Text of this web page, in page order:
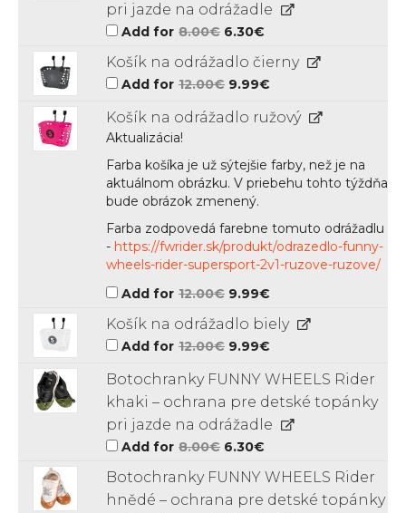
pri jazde na odrážadle
Add for 8.00€ Original
price
was:
8.00€.
6.30€
6.30€.
Košík na odrážadlo čierny
Add for 12.00€ Original
price
12.00€.
9.99€
9.99€.
Košík na odrážadlo ružový
Aktualizácia!
Farba košíka je už sýtejšie farby, než je na
aktuálnom obrázku. V priebehu tohto týždňa
bude obrázok zmenený.
Farba zodpovedá farebne tomuto odrážadlu
- https://fwrider.sk/produkt/odrazedlo-funny-
wheels-rider-supersport-2v1-ruzove-ruzove/
Add for 12.00€ Original
price
was:
12.00€.
9.99€
is:
9.99€.
Košík na odrážadlo biely
Add for 12.00€ Original
price
12.00€.
9.99€
9.99€.
Botochranky FUNNY WHEELS Rider
khaki – ochrana pre detské topánky
pri jazde na odrážadle
Add for 8.00€ Original
price
8.00€.
6.30€
6.30€.
Botochranky FUNNY WHEELS Rider
hnědé – ochrana pre detské topánky